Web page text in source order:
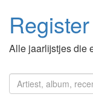
Alle jaarlijstjes die